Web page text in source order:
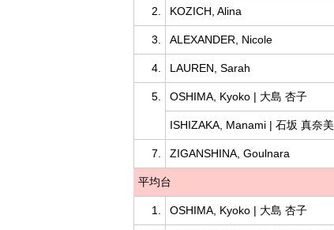
2. KOZICH, Alina
3. ALEXANDER, Nicole
4. LAUREN, Sarah
5. OSHIMA, Kyoko | 大島 杏子
ISHIZAKA, Manami | 石坂 真奈美
7. ZIGANSHINA, Goulnara
平均台
1. OSHIMA, Kyoko | 大島 杏子